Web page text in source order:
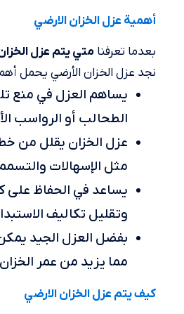
أهمية عزل الخزان الارضي
بعدما تعرفنا متي يتم عزل
نجد عزل الخزان الأرضي يحمل
يساهم العزل في منع
الطحالب أو الرواسب
عزل الخزان يقلل من
مثل الإسهالات
يساعد في الحفاظ على
وتقليل تكاليف
بفضل العزل الجيد يمكن
مما يزيد من عمر
كيف يتم عزل الخزان الارضي